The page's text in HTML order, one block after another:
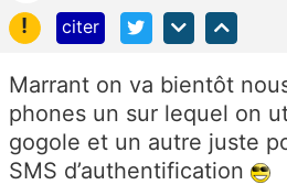
!
citer
Marrant on va bientôt
phones un sur lequel on
gogole et un autre juste
SMS d’authentification